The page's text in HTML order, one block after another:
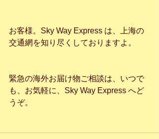
お客様。Sky Way Express は、上海の
交通網を知り尽くしておりますよ。
緊急の海外お届け物ご相談は、いつで
も、お気軽に、Sky Way Express へど
うぞ。